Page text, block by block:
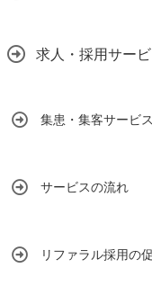
求人・採用サー
集患・集客サービ
サービスの流れ
リファラル採用の